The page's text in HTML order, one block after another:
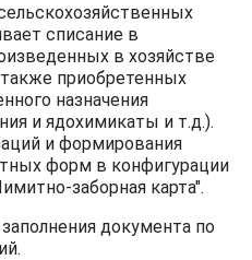
списание в
в хозяйстве
приобретенных
назначения
и ядохимикаты и т.д.).
и формирования
форм в конфигурации
заборная карта".
документа по